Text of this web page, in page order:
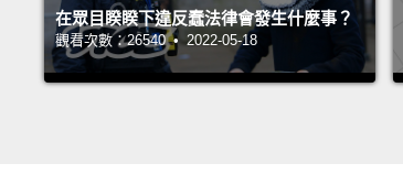
在眾目睽睽下違反蠢法律會發生什麼事？
觀看次數：26540 • 2022-05-18